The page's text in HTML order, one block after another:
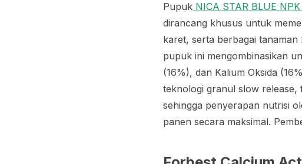
Pupuk NICA STAR BLUE NPK
dirancang khusus untuk
karet, serta berbagai
pupuk ini mengombinasikan
(16%), dan Kalium Oksida
teknologi granulslow release,
sehingga penyerapan nutrisi
panen secara maksimal.